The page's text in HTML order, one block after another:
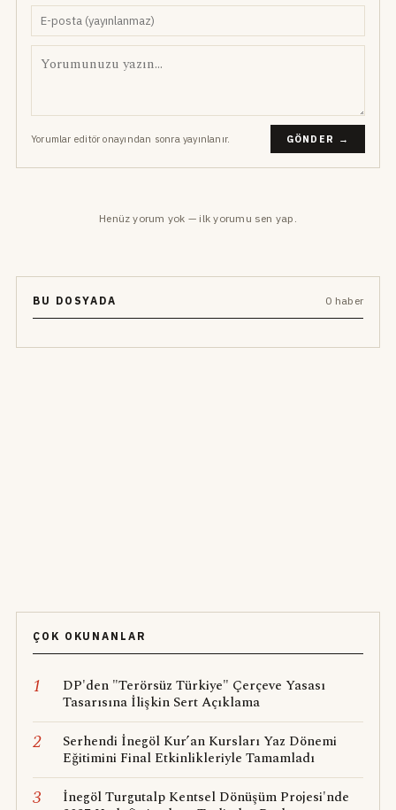
Yorumlar editör onayından sonra yayınlanır. GÖNDER →
Henüz yorum yok — ilk yorumu sen yap.
BU DOSYADA 0 haber
ÇOK OKUNANLAR
1
DP'den "Terörsüz Türkiye" Çerçeve Yasası
Tasarısına İlişkin Sert Açıklama
2
Serhendi İnegöl Kur’an Kursları Yaz Dönemi
Eğitimini Final Etkinlikleriyle Tamamladı
3
İnegöl Turgutalp Kentsel Dönüşüm Projesi'nde